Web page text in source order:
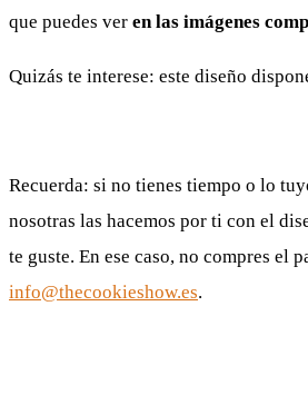
7,00€
que puedes ver en las imágenes
Quizás te interese: este diseño
Recuerda: si no tienes tiempo o lo
nosotras las hacemos por ti con el
te guste. En ese caso, no compres el
info@thecookieshow.es.